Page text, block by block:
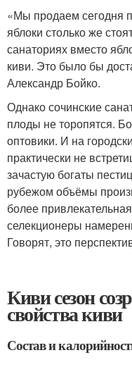
«Мы продаем сегодня
яблоки столько же
санаториях вместо
киви. Это было бы
Александр Бойко.
Однако сочинские
плоды не торопятся.
оптовики. И на
практически не
зачастую богаты
рубежом объёмы
более
селекционеры
Говорят, это
Киви сезон
свойства киви
Состав и